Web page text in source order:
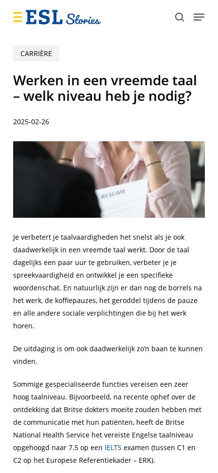
search
Menu
CARRIÈRE
Werken in een vreemde taal
– welk niveau heb je nodig?
2025-02-26
Je verbetert je taalvaardigheden het snelst als je ook
daadwerkelijk in een vreemde taal werkt. Door de taal
dagelijks een paar uur te gebruiken, verbeter je je
spreekvaardigheid en ontwikkel je een specifieke
woordenschat. En natuurlijk zijn er dan nog de borrels na
het werk, de koffiepauzes, het geroddel tijdens de pauze
en alle andere sociale verplichtingen die bij het werk
horen.
De uitdaging is om ook daadwerkelijk zo’n baan te kunnen
vinden.
Sommige gespecialiseerde functies vereisen een zeer
hoog taalniveau. Bijvoorbeeld, na recente ophef over de
ontdekking dat Britse dokters moeite zouden hebben met
de communicatie met hun patiënten, heeft de Britse
National Health Service het vereiste Engelse taalniveau
opgehoogd naar 7.5 op een IELTS examen (tussen C1 en
C2 op het Europese Referentiekader – ERK).